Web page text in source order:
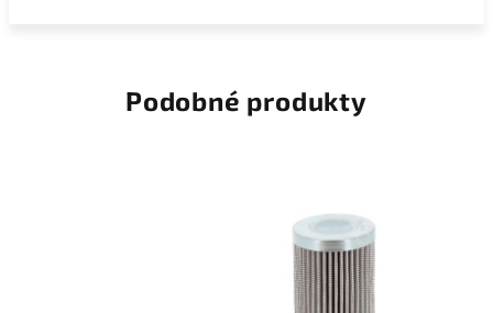
Podobné produkty